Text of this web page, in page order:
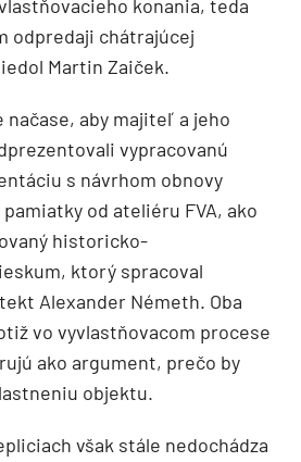
konania, teda
odpredaji chátrajúcej
Martin Zaiček.
načase, aby majiteľ a jeho
vypracovanú
s návrhom obnovy
od ateliéru FVA, ako
historicko-
ktorý spracoval
Alexander Németh. Oba
vo vyvlastňovacom procese
ako argument, prečo by
objektu.
však stále nedochádza